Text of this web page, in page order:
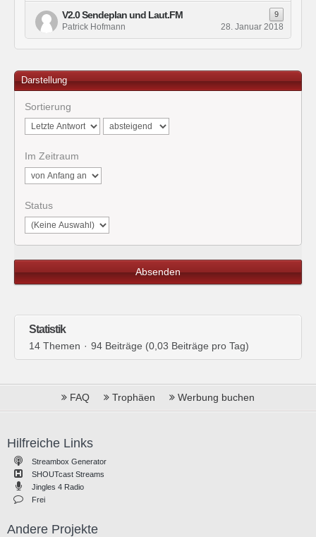
V2.0 Sendeplan und Laut.FM 9
Patrick Hofmann 28. Januar 2018
Darstellung
Sortierung
Im Zeitraum
Status
Statistik
14 Themen 94 Beiträge (0,03 Beiträge pro Tag)
FAQ Trophäen Werbung buchen
Hilfreiche Links
Streambox Generator
SHOUTcast Streams
Jingles 4 Radio
Frei
Andere Projekte